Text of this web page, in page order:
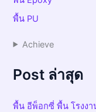
พื้น PU
Achieve
Post ล่าสุด
พื้น อีพ็อกซี่ พื้น โรงงา